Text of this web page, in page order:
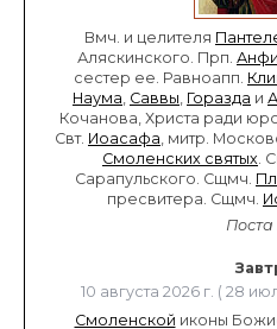
Вмч. и целителя
Аляскинского. Прп.
сестер ее. Равноапп.
Наума, Саввы, Горазда и
Кочанова, Христа ради
Свт. Иоасафа, митр.
Смоленских святых.
Сарапульского. Сщмч.
пресвитера. Сщмч.
Поста
10 августа 2026 г. ( 28
Смоленской иконы